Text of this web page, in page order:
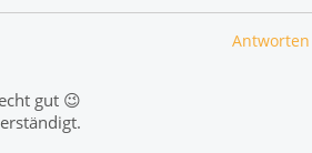
gut 😉
Antworten